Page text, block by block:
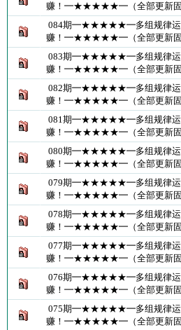
赚！━★★★★★━（全部更新固定
084期━★★★★★━多组规律运
赚！━★★★★★━（全部更新固定
083期━★★★★★━多组规律运
赚！━★★★★★━（全部更新固定
082期━★★★★★━多组规律运
赚！━★★★★★━（全部更新固定
081期━★★★★★━多组规律运
赚！━★★★★★━（全部更新固定
080期━★★★★★━多组规律运
赚！━★★★★★━（全部更新固定
079期━★★★★★━多组规律运
赚！━★★★★★━（全部更新固定
078期━★★★★★━多组规律运
赚！━★★★★★━（全部更新固定
077期━★★★★★━多组规律运
赚！━★★★★★━（全部更新固定
076期━★★★★★━多组规律运
赚！━★★★★★━（全部更新固定
075期━★★★★★━多组规律运
赚！━★★★★★━（全部更新固定